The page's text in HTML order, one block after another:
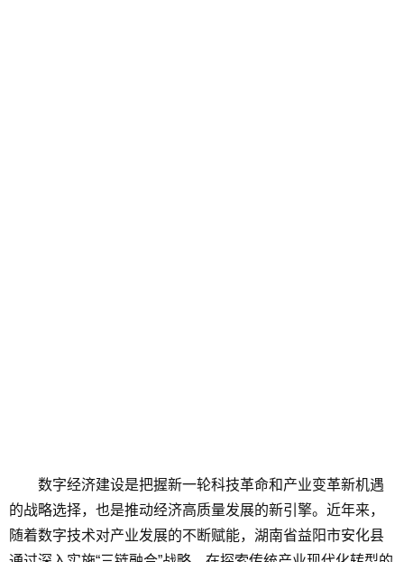
数字经济建设是把握新一轮科技革命和产业变革新机遇
的战略选择，也是推动经济高质量发展的新引擎。近年来，
随着数字技术对产业发展的不断赋能，湖南省益阳市安化县